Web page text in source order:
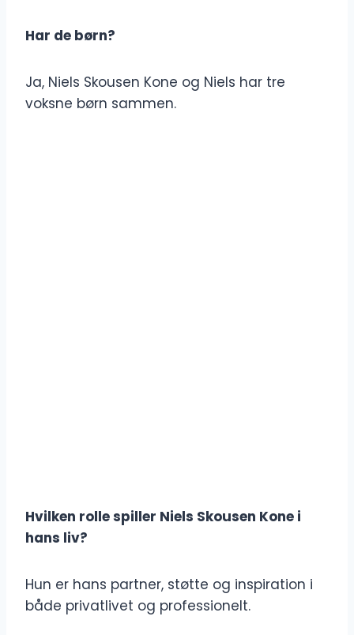
Har de børn?
Ja, Niels Skousen Kone og Niels har tre
voksne børn sammen.
Hvilken rolle spiller Niels Skousen Kone i
hans liv?
Hun er hans partner, støtte og inspiration i
både privatlivet og professionelt.